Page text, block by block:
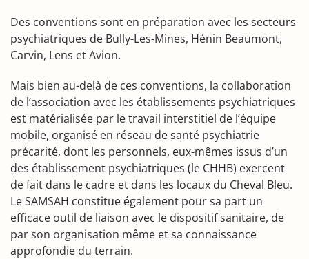
Des conventions sont en préparation avec les secteurs
psychiatriques de Bully-Les-Mines, Hénin Beaumont,
Carvin, Lens et Avion.
Mais bien au-delà de ces conventions, la collaboration
de l’association avec les établissements psychiatriques
est matérialisée par le travail interstitiel de l’équipe
mobile, organisé en réseau de santé psychiatrie
précarité, dont les personnels, eux-mêmes issus d’un
des établissement psychiatriques (le CHHB) exercent
de fait dans le cadre et dans les locaux du Cheval Bleu.
Le SAMSAH constitue également pour sa part un
efficace outil de liaison avec le dispositif sanitaire, de
par son organisation même et sa connaissance
approfondie du terrain.